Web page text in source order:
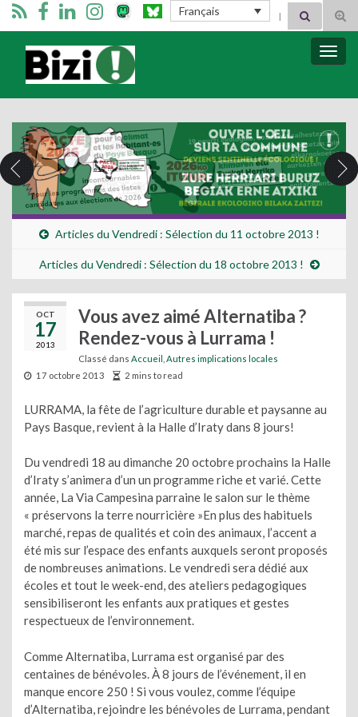
Français Search for:
Bizimugi
Articles du Vendredi : Sélection du 11 octobre 2013 !
Articles du Vendredi : Sélection du 18 octobre 2013 !
OCT
17
2013
Vous avez aimé Alternatiba ?
Rendez-vous à Lurrama !
Classé dans Accueil Autres implications locales
17 octobre 2013
2 mins to read
LURRAMA, la fête de l’agriculture durable et paysanne au
Pays Basque, revient à la Halle d’Iraty dans 8 jours!
Du vendredi 18 au dimanche 20 octobre prochains la Halle
d’Iraty s’animera d’un un programme riche et varié. Cette
année, La Via Campesina parraine le salon sur le thème
« préservons la terre nourricière »En plus des habituels
marché, repas de qualités et coin des animaux, l’accent a
été mis sur l’espace des enfants auxquels seront proposés
de nombreuses animations. Le vendredi sera dédié aux
écoles et tout le week-end, des ateliers pedagogiques
sensibiliseront les enfants aux pratiques et gestes
respectueux de l’environnement.
Comme Alternatiba, Lurrama est organisé par des
centaines de bénévoles. À 8 jours de l’événement, il en
manque encore 250 ! Si vous voulez, comme l’équipe
d’Alternatiba, rejoindre les bénévoles de Lurrama, pendant